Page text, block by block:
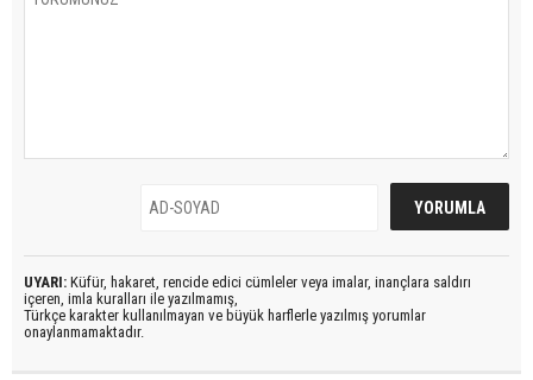
UYARI: Küfür, hakaret, rencide edici cümleler veya imalar, inançlara saldırı
içeren, imla kuralları ile yazılmamış,
Türkçe karakter kullanılmayan ve büyük harflerle yazılmış yorumlar
onaylanmamaktadır.